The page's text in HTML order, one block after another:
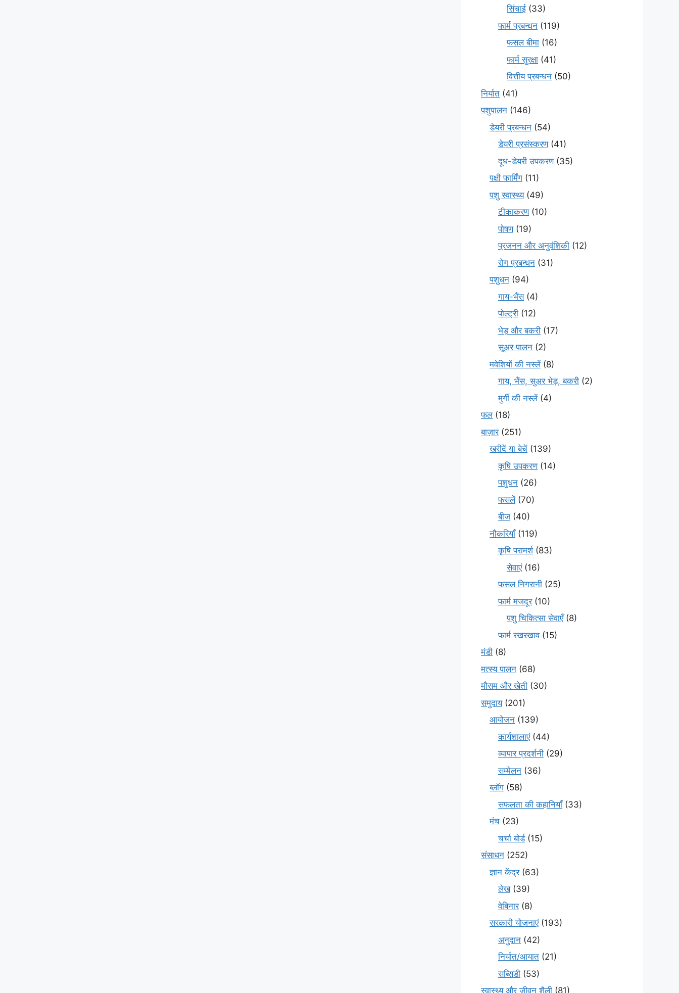
सिंचाई (33)
फार्म प्रबन्धन (119)
फसल बीमा (16)
फार्म सुरक्षा (41)
वित्तीय प्रबन्धन (50)
निर्यात (41)
पशुपालन (146)
डेयरी प्रबन्धन (54)
डेयरी प्रसंस्करण(41)
दूध-डेयरी उपकरण(35)
पक्षी फार्मिंग (11)
पशु स्वास्थ्य(49)
टीकाकरण(10)
पोषण(19)
प्रजनन और अनुवंशिकी (12)
रोग प्रबन्धन (31)
पशुधन (94)
गाय-भैंस(4)
पोल्ट्री (12)
भेड़ और बकरी (17)
सूअर पालन (2)
मवेशियों की नस्लें(8)
गाय, भैंस, सुअर भेड़, बकरी (2)
मुर्गी की नस्लें(4)
फल(18)
बाज़ार(251)
खरीदें या बेचें (139)
कृषि उपकरण(14)
पशुधन (26)
फसलें(70)
बीज (40)
नौकरियाँ(119)
कृषि परामर्श(83)
सेवाएं(16)
फसल निगरानी (25)
फार्म मजदूर(10)
पशु चिकित्सा सेवाएँ(8)
फार्म रखरखाव(15)
मंडी (8)
मत्स्य पालन (68)
मौसम और खेती (30)
समुदाय(201)
आयोजन (139)
कार्यशालाएं(44)
व्यापार प्रदर्शनी (29)
सम्मेलन (36)
ब्लॉग (58)
सफलता की कहानियाँ(33)
मंच (23)
चर्चा बोर्ड(15)
संसाधन (252)
ज्ञान केंद्र(63)
लेख(39)
वेबिनार(8)
सरकारी योजनाएं(193)
अनुदान (42)
निर्यात/आयात (21)
सब्सिडी (53)
स्वास्थ्य और जीवन शैली (81)